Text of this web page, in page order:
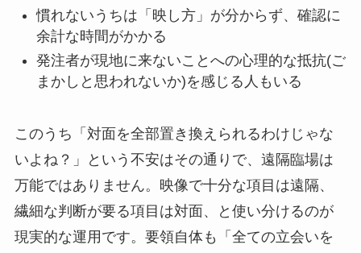
慣れないうちは「映し方」が分からず、確認に
余計な時間がかかる
発注者が現地に来ないことへの心理的な抵抗(ご
まかしと思われないか)を感じる人もいる
このうち「対面を全部置き換えられるわけじゃな
いよね？」という不安はその通りで、遠隔臨場は
万能ではありません。映像で十分な項目は遠隔、
繊細な判断が要る項目は対面、と使い分けるのが
現実的な運用です。要領自体も「全ての立会いを